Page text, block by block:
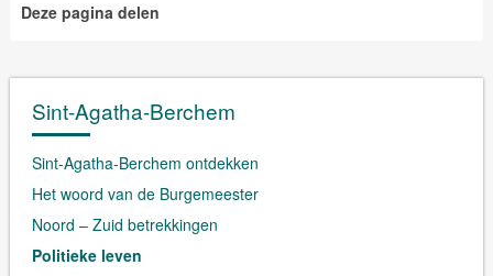
Deze pagina delen
Sint-Agatha-Berchem
Sint-Agatha-Berchem ontdekken
Het woord van de Burgemeester
Noord – Zuid betrekkingen
Politieke leven